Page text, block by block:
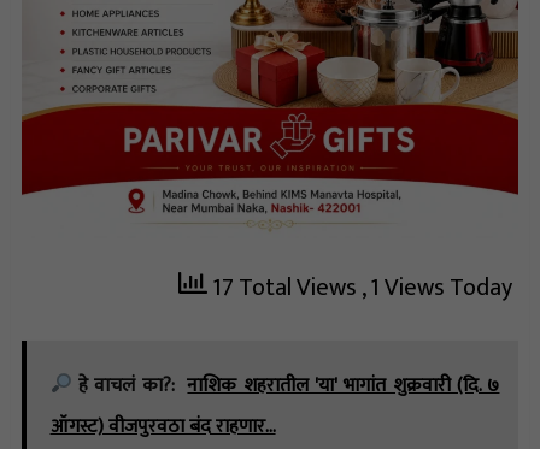
17 Total Views, 1 Views Today
हे वाचलं का?: नाशिक शहरातील 'या' भागांत शुक्रवारी (दि. ७
ऑगस्ट) वीजपुरवठा बंद राहणार…